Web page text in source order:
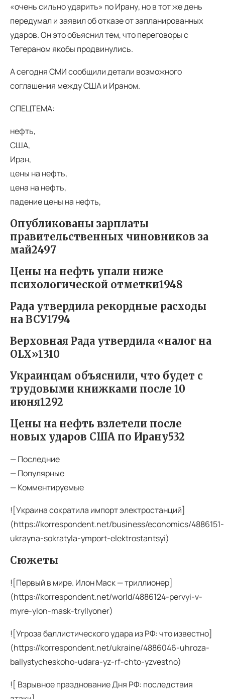
«очень сильно ударить» по Ирану, но в тот же день
передумал и заявил об отказе от запланированных
ударов. Он это объяснил тем, что переговоры с
Тегераном якобы продвинулись.
А сегодня СМИ сообщили детали возможного
соглашения между США и Ираном.
СПЕЦТЕМА:
нефть,
США,
Иран,
цены на нефть,
цена на нефть,
падение цены на нефть,
Опубликованы зарплаты
правительственных чиновников за
май2497
Цены на нефть упали ниже
психологической отметки1948
Рада утвердила рекордные расходы
на ВСУ1794
Верховная Рада утвердила «налог на
OLX»1310
Украинцам объяснили, что будет с
трудовыми книжками после 10
июня1292
Цены на нефть взлетели после
новых ударов США по Ирану532
— Последние
— Популярные
— Комментируемые
![Украина сократила импорт электростанций]
(https://korrespondent.net/business/economics/4886151-
ukrayna-sokratyla-ymport-elektrostantsyi)
Сюжеты
![Первый в мире. Илон Маск — триллионер]
(https://korrespondent.net/world/4886124-pervyi-v-
myre-ylon-mask-tryllyoner)
![Угроза баллистического удара из РФ: что известно]
(https://korrespondent.net/ukraine/4886046-uhroza-
ballystycheskoho-udara-yz-rf-chto-yzvestno)
![ Взрывное празднование Дня РФ: последствия